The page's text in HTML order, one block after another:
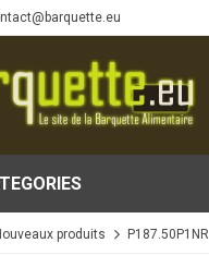
produits P187.50P1NR